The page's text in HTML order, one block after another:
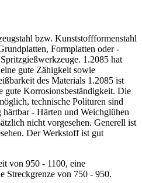
bzw. Kunststoffformenstahl
Formplatten oder -
1.2085 hat
gute Zähigkeit sowie
des Materials 1.2085 ist
gute Korrosionsbeständigkeit. Die
technische Polituren sind
- Härten und Weichglühen
nicht vorgesehen. Generell ist
Der Werkstoff ist gut
von 950 - 1100, eine
Streckgrenze von 750 - 950.